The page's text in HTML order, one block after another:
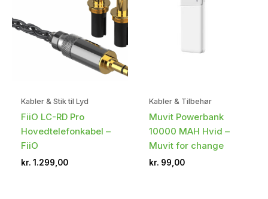
Kabler & Stik til Lyd
FiiO LC-RD Pro
Hovedtelefonkabel –
FiiO
kr. 1.299,00
Kabler & Tilbehør
Muvit Powerbank
10000 MAH Hvid –
Muvit for change
kr. 99,00